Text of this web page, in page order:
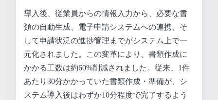
導入後、従業員からの情報入力から、必要な書
類の自動生成、電子申請システムへの連携、そ
して申請状況の進捗管理までがシステム上で一
元化されました。この変革により、書類作成に
かかる工数は約60%削減されました。従来、1件
あたり30分かかっていた書類作成・準備が、シ
ステム導入後はわずか10分程度で完了するよう